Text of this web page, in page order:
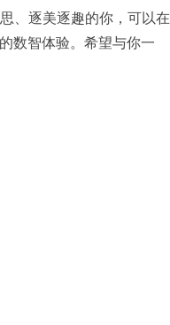
、逐美逐趣的你，可以在
数智体验。希望与你一